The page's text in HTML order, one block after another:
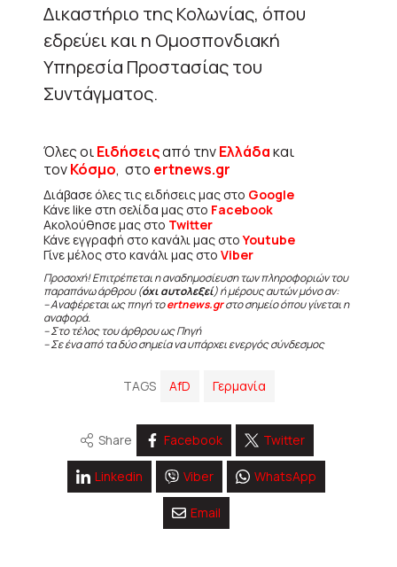
Δικαστήριο της Κολωνίας, όπου
εδρεύει και η Ομοσπονδιακή
Υπηρεσία Προστασίας του
Συντάγματος.
Όλες οιΕιδήσειςαπό τηνΕλλάδακαι
τονΚόσμο, στο ertnews.gr
Διάβασε όλες τις ειδήσεις μας στο Google
Κάνε like στη σελίδα μας στο Facebook
Ακολούθησε μας στο Twitter
Κάνε εγγραφή στο κανάλι μας στοYoutube
Γίνε μέλος στο κανάλι μας στο Viber
Προσοχή! Επιτρέπεται η αναδημοσίευση των πληροφοριών του
παραπάνω άρθρου (όχι αυτολεξεί) ή μέρους αυτών μόνο αν:
– Αναφέρεται ως πηγή τοertnews.grστο σημείο όπου γίνεται η
αναφορά.
– Στο τέλος του άρθρου ως Πηγή
– Σε ένα από τα δύο σημεία να υπάρχει ενεργός σύνδεσμος
TAGS AfD Γερμανία
Share Facebook Twitter
Linkedin Viber WhatsApp
Email